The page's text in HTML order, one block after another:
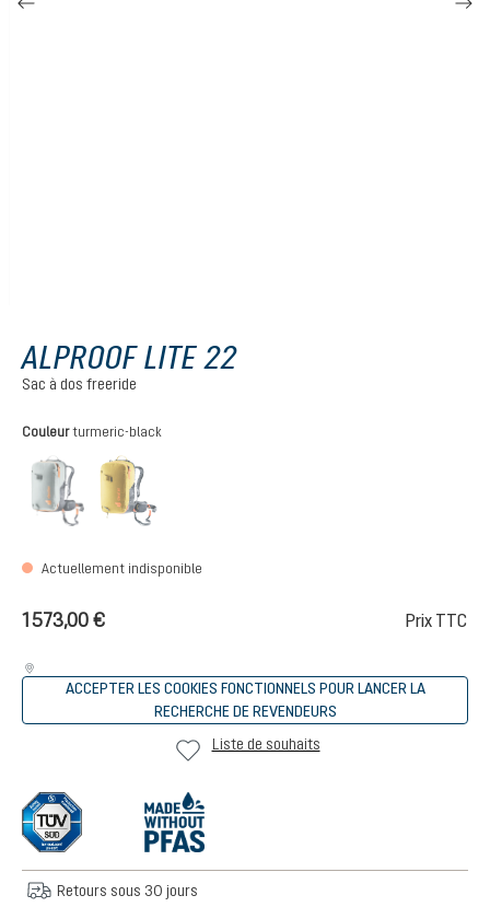
ALPROOF LITE 22
Sac à dos freeride
Sélectionnez
Couleur turmeric-black
tin-black
(Cette option n'est pas disponible pour le moment.)
Actuellement indisponible
1 573,00 € Prix TTC
ACCEPTER LES COOKIES FONCTIONNELS POUR LANCER LA
RECHERCHE DE REVENDEURS
Liste de souhaits
Retours sous 30 jours